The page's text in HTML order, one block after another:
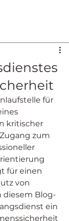
für
kritischer
zum
für einen
von
diesem Blog-
ein